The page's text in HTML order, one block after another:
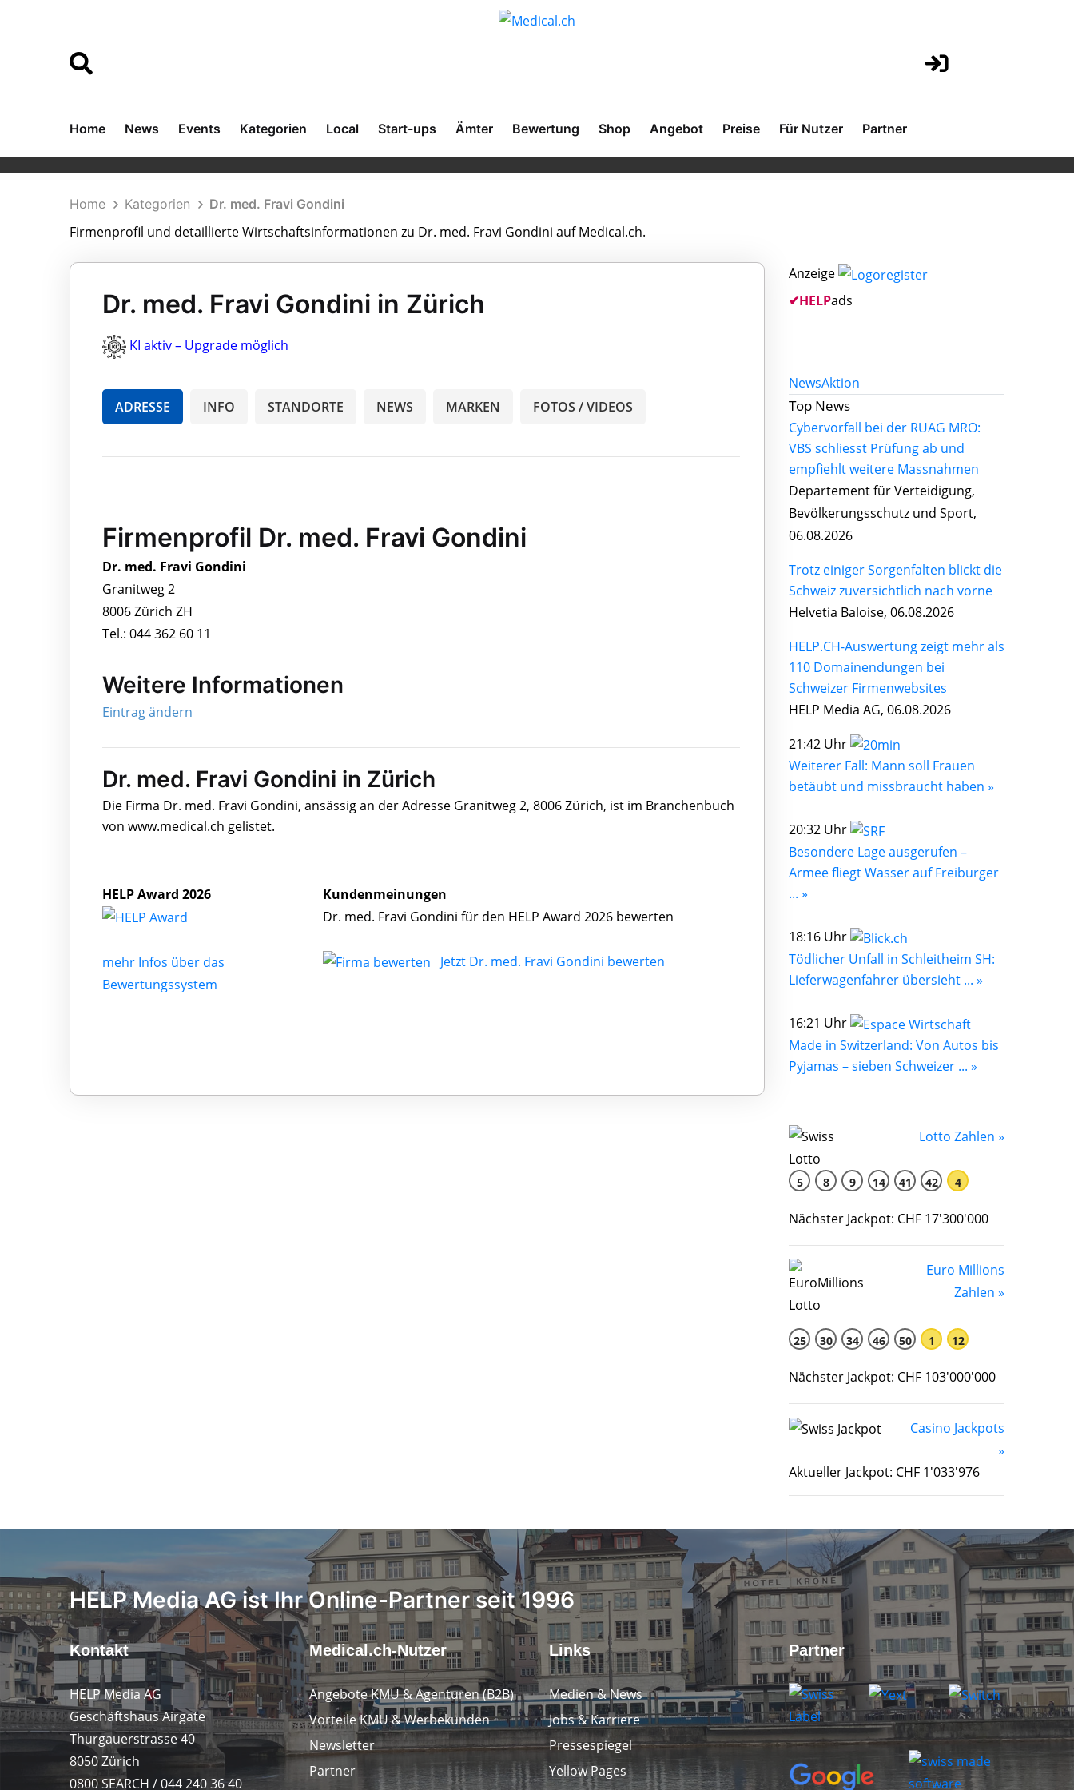
Home News Events Kategorien Local Start-ups Ämter Bewertung Shop Angebot Preise Für Nutzer Partner
Home Kategorien Dr. med. Fravi Gondini
Firmenprofil und detaillierte Wirtschaftsinformationen zu Dr. med. Fravi Gondini auf Medical.ch.
Dr. med. Fravi Gondini in Zürich
KI aktiv – Upgrade möglich
ADRESSE INFO STANDORTE NEWS MARKEN FOTOS / VIDEOS
Firmenprofil Dr. med. Fravi Gondini
Dr. med. Fravi Gondini
Granitweg 2
8006 Zürich ZH
Tel.: 044 362 60 11
Weitere Informationen
Eintrag ändern
Dr. med. Fravi Gondini in Zürich
Die Firma Dr. med. Fravi Gondini, ansässig an der Adresse Granitweg 2, 8006 Zürich, ist im Branchenbuch
von www.medical.ch gelistet.
HELP Award 2026
mehr Infos über das
Bewertungssystem
Kundenmeinungen
Dr. med. Fravi Gondini für den HELP Award 2026 bewerten
Jetzt Dr. med. Fravi Gondini bewerten
Anzeige
✔HELPads
NewsAktion
Top News
Cybervorfall bei der RUAG MRO:
VBS schliesst Prüfung ab und
empfiehlt weitere Massnahmen
Departement für Verteidigung,
Bevölkerungsschutz und Sport,
06.08.2026
Trotz einiger Sorgenfalten blickt die
Schweiz zuversichtlich nach vorne
Helvetia Baloise, 06.08.2026
HELP.CH-Auswertung zeigt mehr als
110 Domainendungen bei
Schweizer Firmenwebsites
HELP Media AG, 06.08.2026
21:42 Uhr
Weiterer Fall: Mann soll Frauen
betäubt und missbraucht haben »
20:32 Uhr
Besondere Lage ausgerufen –
Armee fliegt Wasser auf Freiburger
... »
18:16 Uhr
Tödlicher Unfall in Schleitheim SH:
Lieferwagenfahrer übersieht ... »
16:21 Uhr
Made in Switzerland: Von Autos bis
Pyjamas – sieben Schweizer ... »
Lotto Zahlen »
5 8 9 14 41 42 4
Nächster Jackpot: CHF 17'300'000
Euro Millions
Zahlen »
25 30 34 46 50 1 12
Nächster Jackpot: CHF 103'000'000
Casino Jackpots
»
Aktueller Jackpot: CHF 1'033'976
HELP Media AG ist Ihr Online-Partner seit 1996
Kontakt
HELP Media AG
Geschäftshaus Airgate
Thurgauerstrasse 40
8050 Zürich
0800 SEARCH / 044 240 36 40
Medical.ch-Nutzer
Angebote KMU & Agenturen (B2B)
Vorteile KMU & Werbekunden
Newsletter
Partner
Links
Medien & News
Jobs & Karriere
Pressespiegel
Yellow Pages
Partner